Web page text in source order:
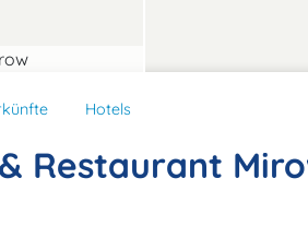
Hotels
Restaurant